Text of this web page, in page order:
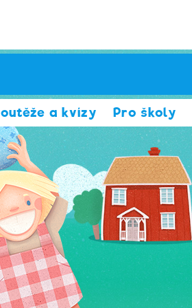
a kvízy Pro školy